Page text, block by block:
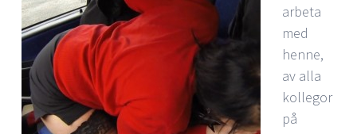
arbeta
med
henne,
av alla
kollegor
på